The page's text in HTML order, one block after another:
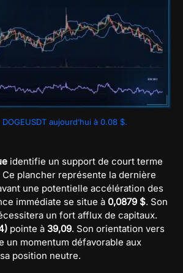
aujourd’hui à 0.08 $.
identifie un support de court terme
Ce plancher représente la dernière
une potentielle accélération des
immédiate se situe à 0,0879 $. Son
un fort afflux de capitaux.
pointe à 39,09. Son orientation vers
un momentum défavorable aux
position neutre.